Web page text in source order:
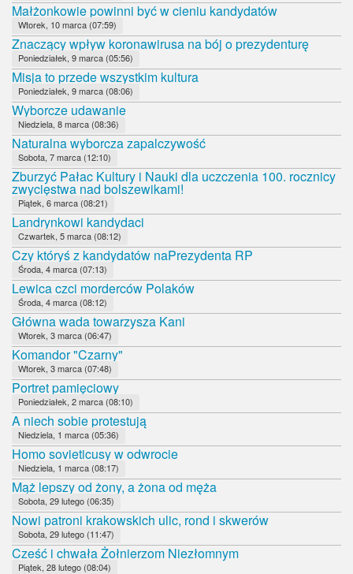
Małżonkowie powinni być w cieniu kandydatów
Wtorek, 10 marca (07:59)
Znaczący wpływ koronawirusa na bój o prezydenturę
Poniedziałek, 9 marca (05:56)
Misja to przede wszystkim kultura
Poniedziałek, 9 marca (08:06)
Wyborcze udawanie
Niedziela, 8 marca (08:36)
Naturalna wyborcza zapalczywość
Sobota, 7 marca (12:10)
Zburzyć Pałac Kultury i Nauki dla uczczenia 100. rocznicy
zwycięstwa nad bolszewikami!
Piątek, 6 marca (08:21)
Landrynkowi kandydaci
Czwartek, 5 marca (08:12)
Czy któryś z kandydatów naPrezydenta RP
Środa, 4 marca (07:13)
Lewica czci morderców Polaków
Środa, 4 marca (08:12)
Główna wada towarzysza Kani
Wtorek, 3 marca (06:47)
Komandor "Czarny"
Wtorek, 3 marca (07:48)
Portret pamięciowy
Poniedziałek, 2 marca (08:10)
A niech sobie protestują
Niedziela, 1 marca (05:36)
Homo sovieticusy w odwrocie
Niedziela, 1 marca (08:17)
Mąż lepszy od żony, a żona od męża
Sobota, 29 lutego (06:35)
Nowi patroni krakowskich ulic, rond i skwerów
Sobota, 29 lutego (11:47)
Cześć i chwała Żołnierzom Niezłomnym
Piątek, 28 lutego (08:04)